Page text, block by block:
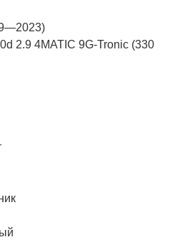
2.9 4MATIC 9G-Tronic (330